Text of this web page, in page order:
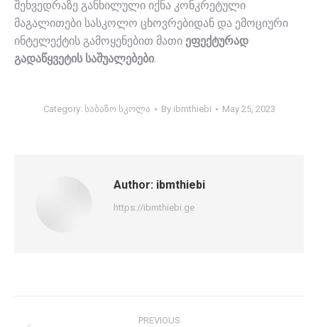
შეხვედრაზე განხილული იქნა კონკრეტული
მაგალითები სასკოლო ცხოვრებიდან და ემოციური
ინტელექტის გამოყენებით მათი ეფექტურად
გადაწყვეტის საშუალებები.
Category: საბაზო სკოლა By ibmthiebi May 25, 2023
Author: ibmthiebi
https://ibmthiebi.ge
PREVIOUS